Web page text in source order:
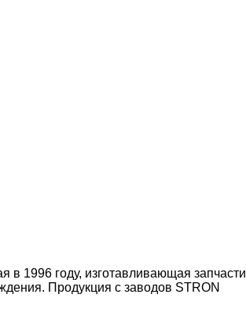
в 1996 году, изготавливающая запчасти
Продукция с заводов STRON